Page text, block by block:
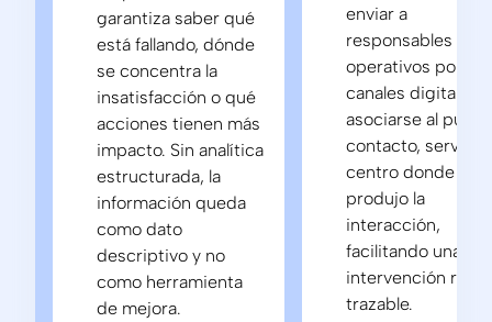
garantiza saber qué
está fallando, dónde
se concentra la
insatisfacción o qué
acciones tienen más
impacto. Sin analítica
estructurada, la
información queda
como dato
descriptivo y no
como herramienta
de mejora.
enviar a
responsables
operativos por
canales digitales y
asociarse al
contacto, servicio
centro donde se
produjo la
interacción,
facilitando una
intervención
trazable.